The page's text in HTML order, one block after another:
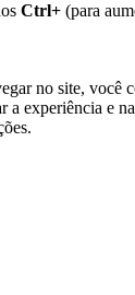
Ctrl+ (para
no site, você
a experiência e